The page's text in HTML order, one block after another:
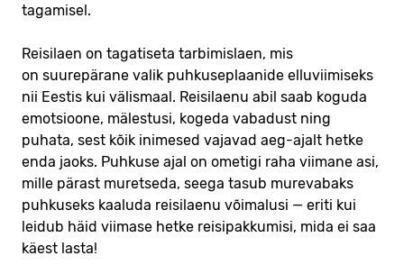
tagamisel.
Reisilaen on tagatiseta tarbimislaen, mis
on suurepärane valik puhkuseplaanide elluviimiseks
nii Eestis kui välismaal. Reisilaenu abil saab koguda
emotsioone, mälestusi, kogeda vabadust ning
puhata, sest kõik inimesed vajavad aeg-ajalt hetke
enda jaoks. Puhkuse ajal on ometigi raha viimane asi,
mille pärast muretseda, seega tasub murevabaks
puhkuseks kaaluda reisilaenu võimalusi — eriti kui
leidub häid viimase hetke reisipakkumisi, mida ei saa
käest lasta!